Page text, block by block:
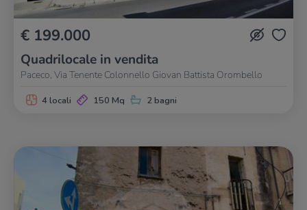
€ 199.000
Quadrilocale in vendita
Paceco, Via Tenente Colonnello Giovan Battista Orombello
4 locali 150 Mq 2 bagni